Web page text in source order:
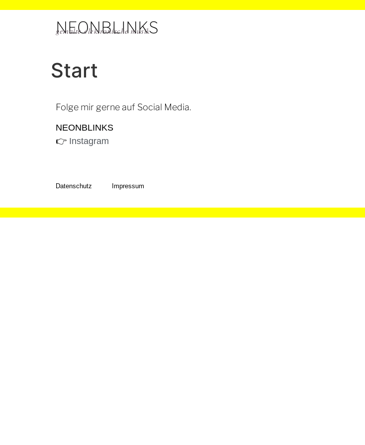
NEONBLINKS
gemalte elektronische musik
Start
Folge mir gerne auf Social Media.
NEONBLINKS
👉 Instagram
Datenschutz Impressum